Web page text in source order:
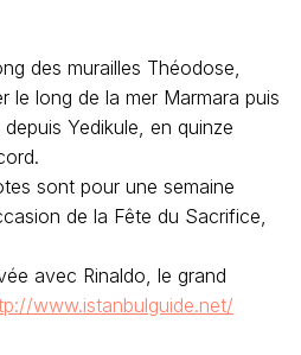
des murailles Théodose,
le long de la mer Marmara puis
Yedikule, en quinze
sont pour une semaine
de la Fête du Sacrifice,
avec Rinaldo, le grand
www.istanbulguide.net/